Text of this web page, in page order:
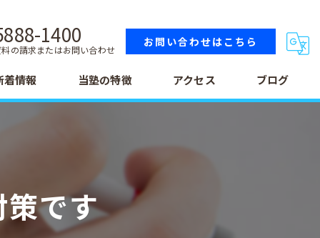
1400
の請求またはお問い合わせ
お問い合わせはこちら
着情報 当塾の特徴
高校生
テスト
アクセス ブログ
です